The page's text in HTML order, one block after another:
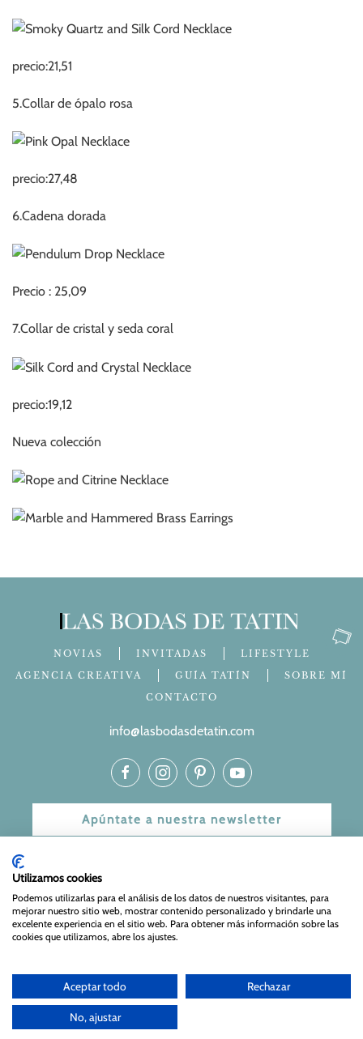
precio:21,51
5.Collar de ópalo rosa
precio:27,48
6.Cadena dorada
Precio : 25,09
7.Collar de cristal y seda coral
precio:19,12
Nueva colección
NOVIAS INVITADAS
LIFESTYLE
AGENCIA CREATIVA
GUÍA TATÍN
SOBRE MÍ
CONTACTO
info@lasbodasdetatin.com
Apúntate a nuestra newsletter
Aviso Legal|Política de Privacidad y Cookies| Web Diseñada
y mantenida porEspecialistas Web
Utilizamos cookies
Podemos utilizarlas para el análisis de los datos de nuestros visitantes, para
mejorar nuestro sitio web, mostrar contenido personalizado y brindarle una
excelente experiencia en el sitio web. Para obtener más información sobre las
cookies que utilizamos, abre los ajustes.
Aceptar todo Rechazar
No, ajustar